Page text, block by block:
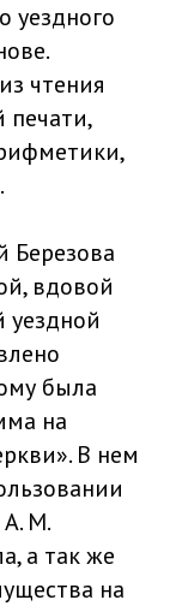
уездного
чтения
печати,
Березова
вдовой
уездной
была
на
В нем
М.
а так же
на